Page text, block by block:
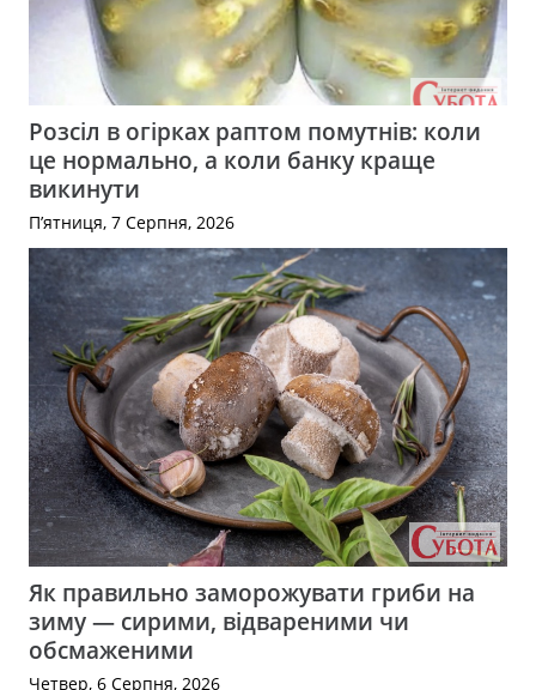
Розсіл в огірках раптом помутнів: коли
це нормально, а коли банку краще
викинути
П’ятниця, 7 Серпня, 2026
Як правильно заморожувати гриби на
зиму — сирими, відвареними чи
обсмаженими
Четвер, 6 Серпня, 2026